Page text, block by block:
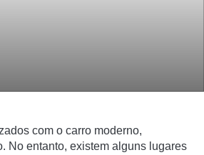
com o carro moderno,
No entanto, existem alguns lugares